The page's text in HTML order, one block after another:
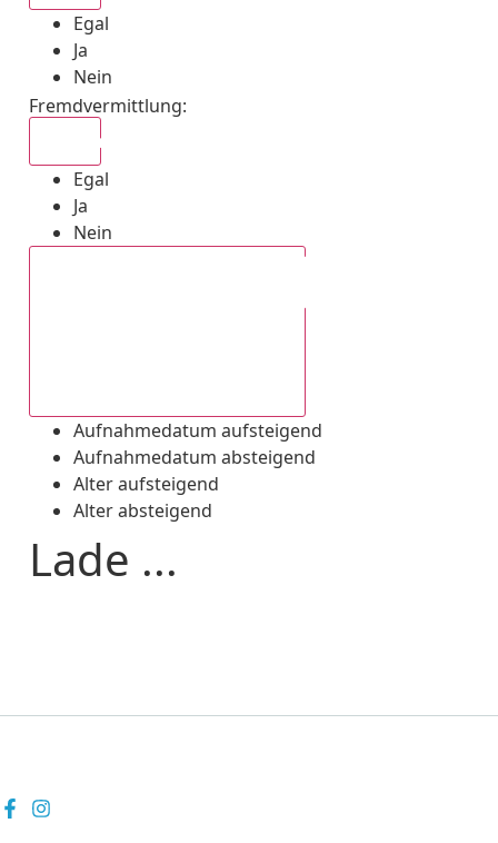
Egal
Ja
Nein
Fremdvermittlung:
Egal
Ja
Nein
Aufnahmedatum aufsteigend
Aufnahmedatum absteigend
Alter aufsteigend
Alter absteigend
Lade ...